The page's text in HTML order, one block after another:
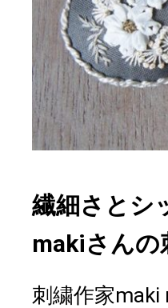
繊細さとシ
makiさんの
刺繍作家